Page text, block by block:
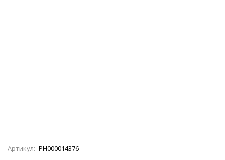
Артикул: РН000014376